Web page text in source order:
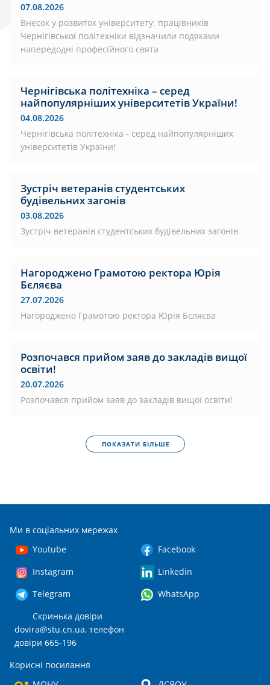
07.08.2026
Внесок у розвиток університету: працівників
Чернігівської політехніки відзначили подяками
напередодні професійного свята
Чернігівська політехніка – серед
найпопулярніших університетів України!
04.08.2026
Чернігівська політехніка - серед найпопулярніших
університетів України!
Зустріч ветеранів студентських
будівельних загонів
03.08.2026
Зустріч ветеранів студентських будівельних загонів
Нагороджено Грамотою ректора Юрія
Бєляєва
27.07.2026
Нагороджено Грамотою ректора Юрія Бєляєва
Розпочався прийом заяв до закладів вищої
освіти!
20.07.2026
Розпочався прийом заяв до закладів вищої освіти!
ПОКАЗАТИ БІЛЬШЕ
Ми в соціальних мережах
Youtube
Facebook
Instagram
Linkedin
Telegram
WhatsApp
Скринька довіри
dovira@stu.cn.ua, телефон
довіри 665-196
Корисні посилання